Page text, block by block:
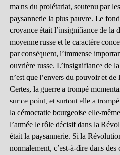
mains du prolétariat, soutenu par
paysannerie la plus pauvre. Le
croyance était l’insignifiance de la
moyenne russe et le caractère
par conséquent, l’immense
ouvrière russe. L’insignifiance de
n’est que l’envers du pouvoir et
Certes, la guerre a trompé
sur ce point, et surtout elle a
la démocratie bourgeoise elle-
l’armée le rôle décisif dans la
était la paysannerie. Si la
normalement, c’est-à-dire dans